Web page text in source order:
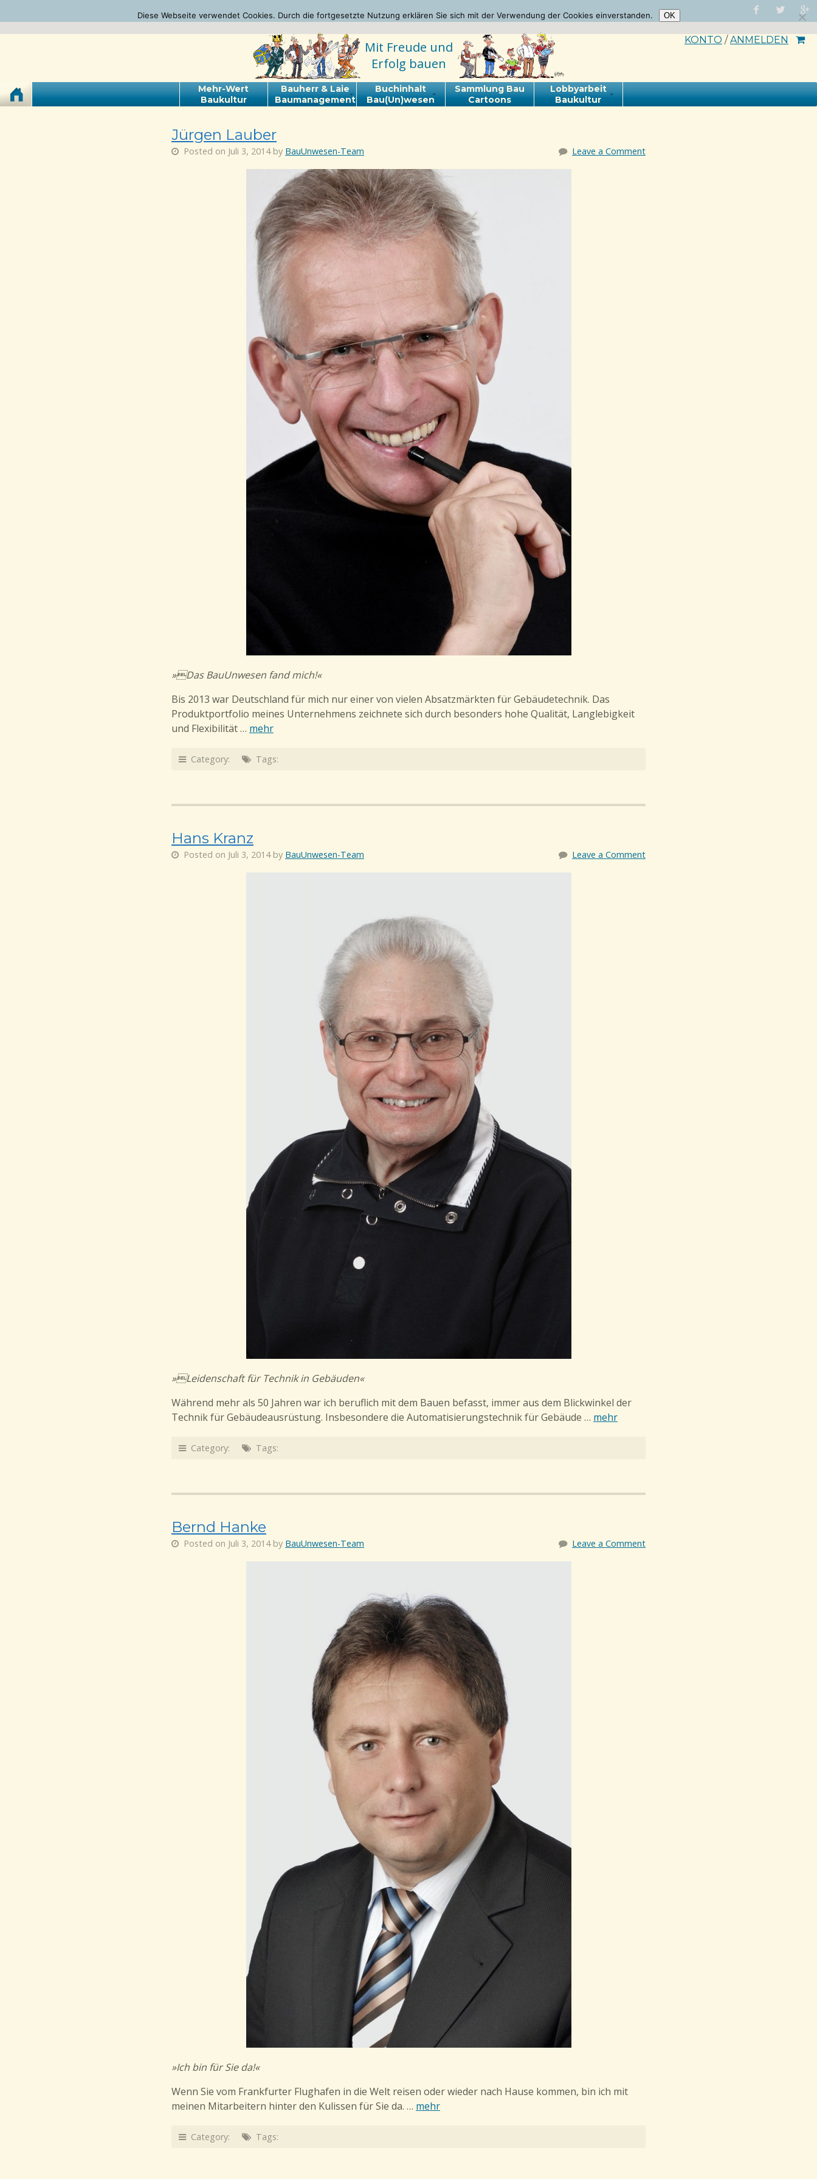
KONTO /ANMELDEN
Mit Freude und
Erfolg bauen
Mehr-Wert
Baukultur
Bauherr & Laie
Baumanagement
Buchinhalt
Bau(Un)wesen
Sammlung Bau
Cartoons
Lobbyarbeit
Baukultur
Jürgen Lauber
Posted on Juli 3, 2014 by BauUnwesen-Team Leave a Comment
»Das BauUnwesen fand mich!«
Bis 2013 war Deutschland für mich nur einer von vielen Absatzmärkten für Gebäudetechnik. Das
Produktportfolio meines Unternehmens zeichnete sich durch besonders hohe Qualität, Langlebigkeit
und Flexibilität … mehr
Category: Tags:
Hans Kranz
Posted on Juli 3, 2014 by BauUnwesen-Team Leave a Comment
»Leidenschaft für Technik in Gebäuden«
Während mehr als 50 Jahren war ich beruflich mit dem Bauen befasst, immer aus dem Blickwinkel der
Technik für Gebäudeausrüstung. Insbesondere die Automatisierungstechnik für Gebäude … mehr
Category: Tags:
Bernd Hanke
Posted on Juli 3, 2014 by BauUnwesen-Team Leave a Comment
»Ich bin für Sie da!«
Wenn Sie vom Frankfurter Flughafen in die Welt reisen oder wieder nach Hause kommen, bin ich mit
meinen Mitarbeitern hinter den Kulissen für Sie da. … mehr
Category: Tags:
Diese Webseite verwendet Cookies. Durch die fortgesetzte Nutzung erklären Sie sich mit der Verwendung der Cookies einverstanden. OK